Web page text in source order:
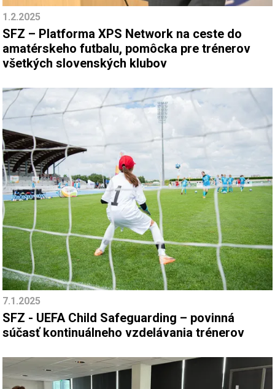
1.2.2025
SFZ – Platforma XPS Network na ceste do
amatérskeho futbalu, pomôcka pre trénerov
všetkých slovenských klubov
7.1.2025
SFZ - UEFA Child Safeguarding – povinná
súčasť kontinuálneho vzdelávania trénerov